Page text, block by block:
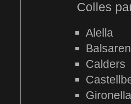
Colles
Alella
Calders
Gironella